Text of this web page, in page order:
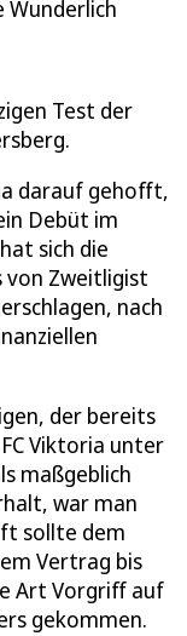
Wunderlich
Test der
darauf gehofft,
Debüt im
sich die
von Zweitligist
nach
der bereits
Viktoria unter
maßgeblich
war man
sollte dem
Vertrag bis
Art Vorgriff auf
gekommen.